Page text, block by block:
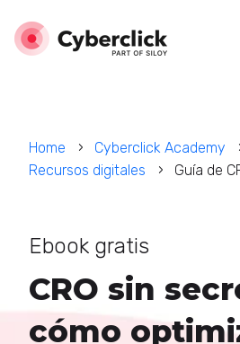
Home
Cyberclick Academy
Recursos digitales
Guía de
Ebook gratis
CRO sin
cómo